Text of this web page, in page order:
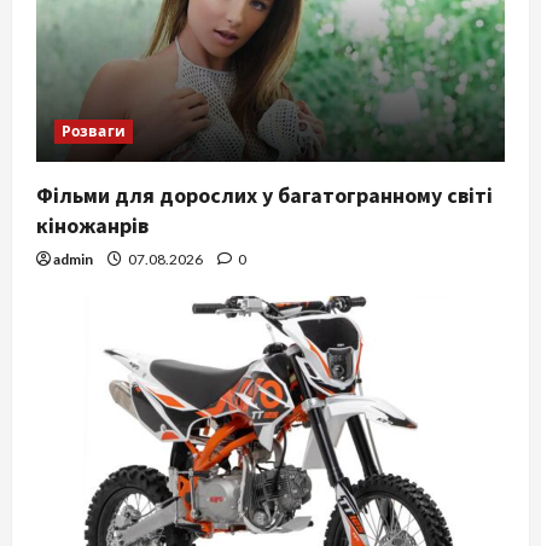
Розваги
Фільми для дорослих у багатогранному світі
кіножанрів
admin 07.08.2026 0